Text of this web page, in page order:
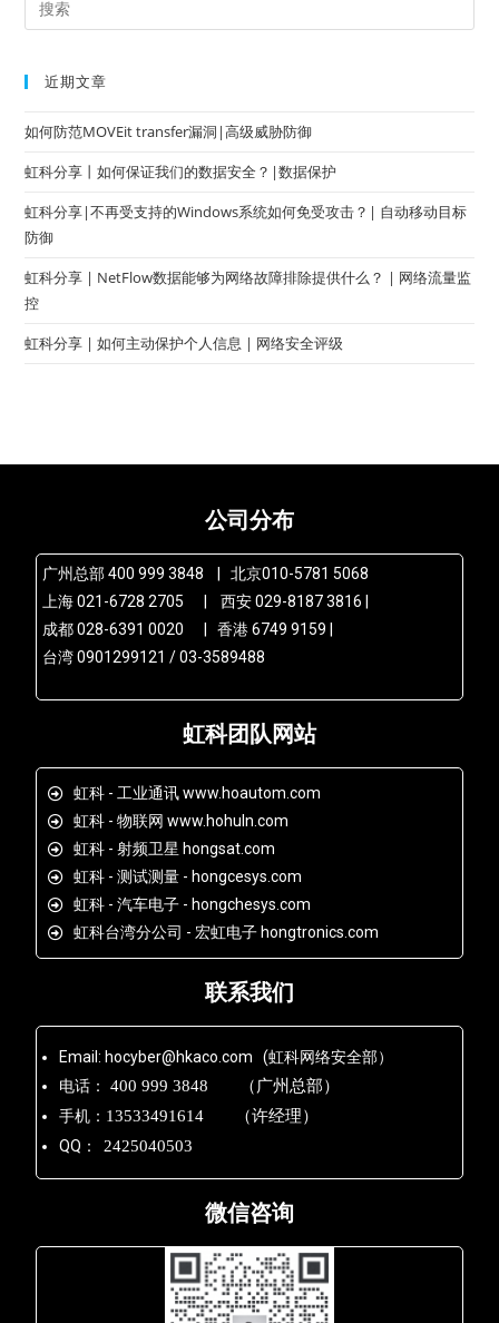
近期文章
如何防范MOVEit transfer漏洞|高级威胁防御
虹科分享丨如何保证我们的数据安全？|数据保护
虹科分享|不再受支持的Windows系统如何免受攻击？| 自动移动目标
防御
虹科分享 | NetFlow数据能够为网络故障排除提供什么？ | 网络流量监
控
虹科分享 | 如何主动保护个人信息 | 网络安全评级
公司分布
广州总部 400 999 3848 | 北京010-5781 5068
上海 021-6728 2705 | 西安 029-8187 3816 |
成都 028-6391 0020 | 香港 6749 9159 |
台湾 0901299121 / 03-3589488
虹科团队网站
虹科 - 工业通讯 www.hoautom.com
虹科 - 物联网 www.hohuln.com
虹科 - 射频卫星 hongsat.com
虹科 - 测试测量 - hongcesys.com
虹科 - 汽车电子 - hongchesys.com
虹科台湾分公司 - 宏虹电子 hongtronics.com
联系我们
Email: hocyber@hkaco.com (虹科网络安全部）
电话：
400 999 3848 （广州总部）
手机： 13533491614 （许经理）
QQ：2425040503
微信咨询